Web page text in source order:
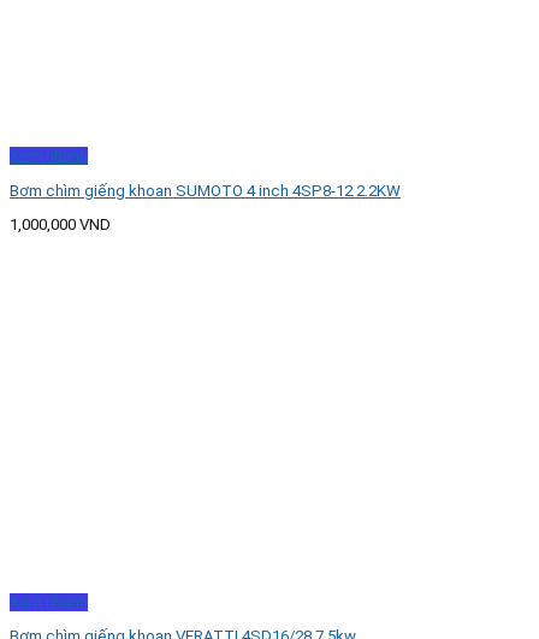
Xem nhanh
Bơm chìm giếng khoan SUMOTO 4 inch 4SP8-12 2.2KW
1,000,000 VND
Xem nhanh